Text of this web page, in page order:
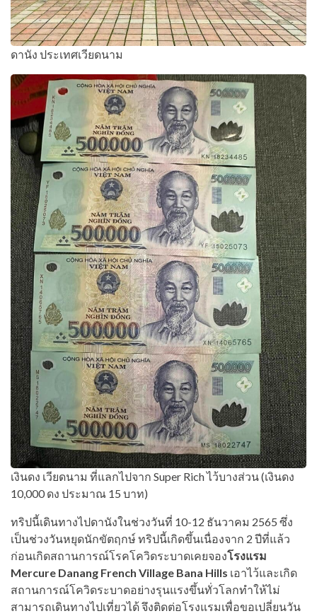
ดานัง ประเทศเวียดนาม
เงินดง เวียดนาม ที่แลกไปจาก Super Rich ไว้บางส่วน (เงินดง
10,000 ดง ประมาณ 15 บาท)
ทริปนี้เดินทางไปดานังในช่วงวันที่ 10-12 ธันวาคม 2565 ซึ่ง
เป็นช่วงวันหยุดนักขัตฤกษ์ ทริปนี้เกิดขึ้นเนื่องจาก 2 ปีที่แล้ว
ก่อนเกิดสถานการณ์โรคโควิดระบาดเคยจองโรงแรม
Mercure Danang French Village Bana Hills เอาไว้และเกิด
สถานการณ์โควิดระบาดอย่างรุนแรงขึ้นทั่วโลกทำให้ไม่
สามารถเดินทางไปเที่ยวได้ จึงติดต่อโรงแรมเพื่อขอเปลี่ยนวัน